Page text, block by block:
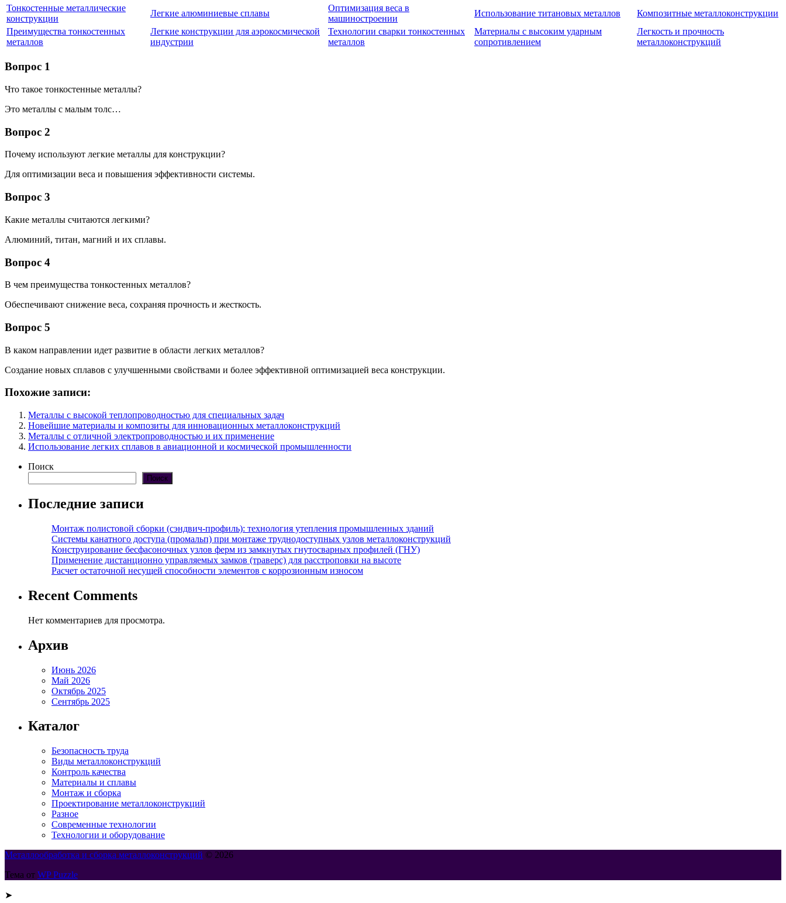
Тонкостенные металлические
конструкции
Легкие алюминиевые сплавы
Оптимизация веса в
машиностроении
Использование титановых металлов
Композитные металлоконструкции
Преимущества тонкостенных
металлов
Легкие конструкции для аэрокосмической
индустрии
Технологии сварки тонкостенных
металлов
Материалы с высоким ударным
сопротивлением
Легкость и прочность
металлоконструкций
Вопрос 1
Что такое тонкостенные металлы?
Это металлы с малым толс…
Вопрос 2
Почему используют легкие металлы для конструкции?
Для оптимизации веса и повышения эффективности системы.
Вопрос 3
Какие металлы считаются легкими?
Алюминий, титан, магний и их сплавы.
Вопрос 4
В чем преимущества тонкостенных металлов?
Обеспечивают снижение веса, сохраняя прочность и жесткость.
Вопрос 5
В каком направлении идет развитие в области легких металлов?
Создание новых сплавов с улучшенными свойствами и более эффективной оптимизацией веса конструкции.
Похожие записи:
Металлы с высокой теплопроводностью для специальных задач
Новейшие материалы и композиты для инновационных металлоконструкций
Металлы с отличной электропроводностью и их применение
Использование легких сплавов в авиационной и космической промышленности
Поиск
Поиск
Последние записи
Монтаж полистовой сборки (сэндвич-профиль): технология утепления промышленных зданий
Системы канатного доступа (промальп) при монтаже труднодоступных узлов металлоконструкций
Конструирование бесфасоночных узлов ферм из замкнутых гнутосварных профилей (ГНУ)
Применение дистанционно управляемых замков (траверс) для расстроповки на высоте
Расчет остаточной несущей способности элементов с коррозионным износом
Recent Comments
Нет комментариев для просмотра.
Архив
Июнь 2026
Май 2026
Октябрь 2025
Сентябрь 2025
Каталог
Безопасность труда
Виды металлоконструкций
Контроль качества
Материалы и сплавы
Монтаж и сборка
Проектирование металлоконструкций
Разное
Современные технологии
Технологии и оборудование
Металлообработка и сборка металлоконструкций © 2026
Тема от WP Puzzle
➤